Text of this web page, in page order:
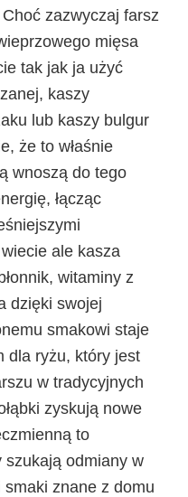
zazwyczaj farsz
mięsa
tak jak ja użyć
kaszy
lub kaszy bulgur
że to właśnie
wnoszą do tego
łącząc
ale kasza
witaminy z
dzięki swojej
smakowi staje
dla ryżu, który jest
w tradycyjnych
zyskują nowe
to
szukają odmiany w
znane z domu